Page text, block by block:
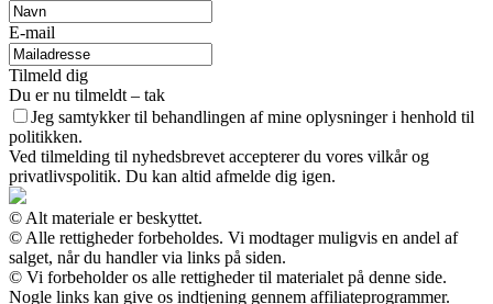
E-mail
Tilmeld dig
Du er nu tilmeldt – tak
Jeg samtykker til behandlingen af mine oplysninger i henhold til
politikken.
Ved tilmelding til nyhedsbrevet accepterer du vores vilkår og
privatlivspolitik. Du kan altid afmelde dig igen.
© Alt materiale er beskyttet.
© Alle rettigheder forbeholdes. Vi modtager muligvis en andel af
salget, når du handler via links på siden.
© Vi forbeholder os alle rettigheder til materialet på denne side.
Nogle links kan give os indtjening gennem affiliateprogrammer.